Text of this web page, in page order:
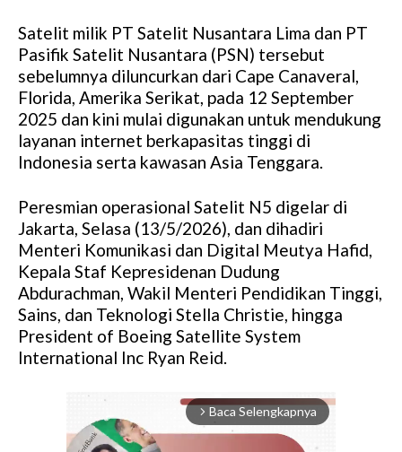
Satelit milik PT Satelit Nusantara Lima dan PT
Pasifik Satelit Nusantara (PSN) tersebut
sebelumnya diluncurkan dari Cape Canaveral,
Florida, Amerika Serikat, pada 12 September
2025 dan kini mulai digunakan untuk mendukung
layanan internet berkapasitas tinggi di
Indonesia serta kawasan Asia Tenggara.
Peresmian operasional Satelit N5 digelar di
Jakarta, Selasa (13/5/2026), dan dihadiri
Menteri Komunikasi dan Digital Meutya Hafid,
Kepala Staf Kepresidenan Dudung
Abdurachman, Wakil Menteri Pendidikan Tinggi,
Sains, dan Teknologi Stella Christie, hingga
President of Boeing Satellite System
International Inc Ryan Reid.
arrow_forward_ios Baca Selengkapnya